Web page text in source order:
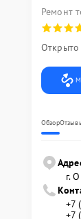
Ремонт
Обзор
г.
+7
+7